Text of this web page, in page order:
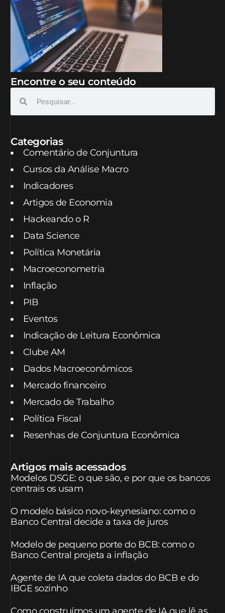
Encontre o seu conteúdo
Categorias
Comentário de Conjuntura
Cursos da Análise Macro
Indicadores
Artigos de Economia
Hackeando o R
Data Science
Política Monetária
Macroeconometria
Inflação
PIB
Eventos
Indicação de Leitura Econômica
Clube AM
Dados Macroeconômicos
Mercado financeiro
Mercado de Trabalho
Política Fiscal
Resenhas de Conjuntura Econômica
Artigos mais acessados
Modelos DSGE: o que são, e por que os bancos
centrais os usam
O modelo básico novo-keynesiano: como o
Banco Central decide a taxa de juros
Modelo de pequeno porte do BCB: como o
Banco Central projeta a inflação
Agente de IA que coleta dados do BCB e do
IBGE sozinho